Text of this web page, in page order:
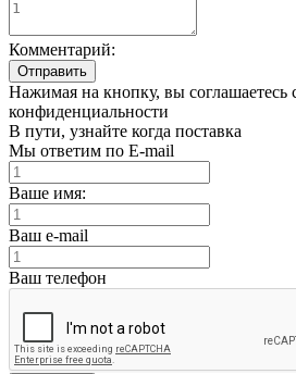
Комментарий:
Отправить
Нажимая на кнопку, вы соглашаетесь
конфиденциальности
В пути, узнайте когда поставка
Мы ответим по E-mail
Ваше имя:
Ваш e-mail
Ваш телефон